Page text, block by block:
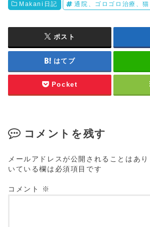
Makani日記 通院、ゴロゴロ治療、猫
ポスト
はてブ
Pocket
コメントを残す
メールアドレスが公開されることはあり
いている欄は必須項目です
コメント ※